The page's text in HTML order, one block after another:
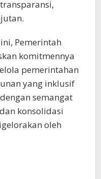
Pemerintah
komitmennya
pemerintahan
yang inklusif
semangat
konsolidasi
oleh